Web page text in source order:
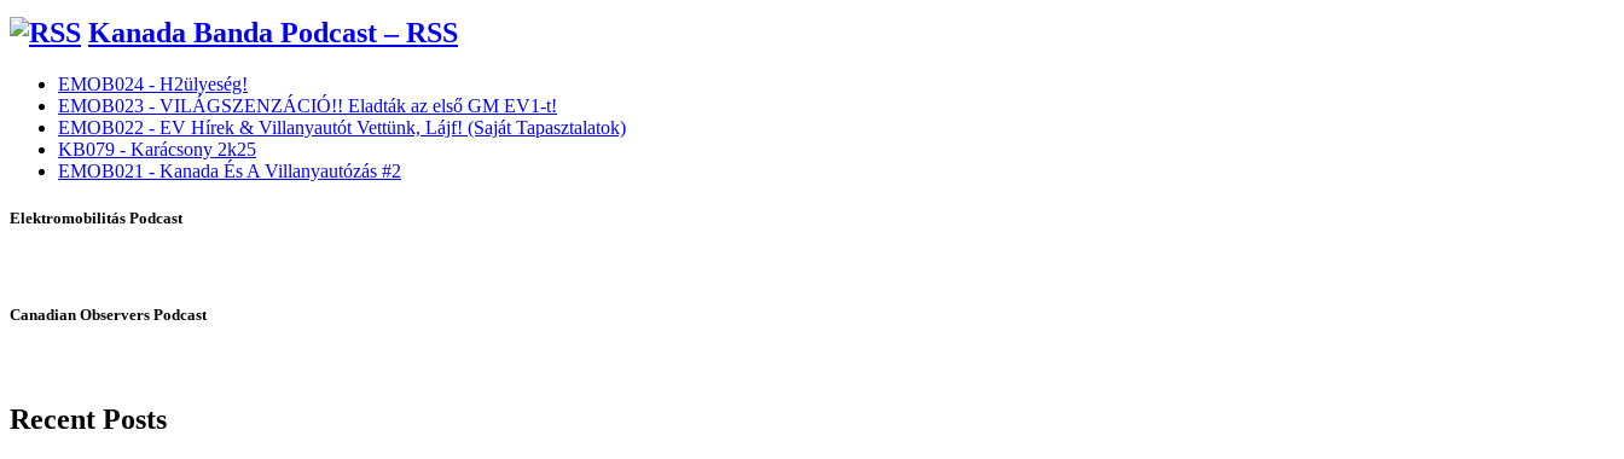
Kanada Banda Podcast – RSS
EMOB024 - H2ülyeség!
EMOB023 - VILÁGSZENZÁCIÓ!! Eladták az első GM EV1-t!
EMOB022 - EV Hírek & Villanyautót Vettünk, Lájf! (Saját Tapasztalatok)
KB079 - Karácsony 2k25
EMOB021 - Kanada És A Villanyautózás #2
Elektromobilitás Podcast
Canadian Observers Podcast
Recent Posts